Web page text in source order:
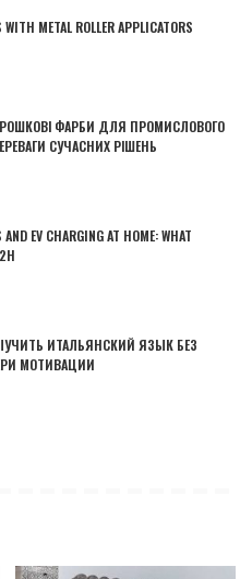
WITH METAL ROLLER APPLICATORS
ФАРБИ ДЛЯ ПРОМИСЛОВОГО
СУЧАСНИХ РІШЕНЬ
AND EV CHARGING AT HOME: WHAT
ИТАЛЬЯНСКИЙ ЯЗЫК БЕЗ
МОТИВАЦИИ